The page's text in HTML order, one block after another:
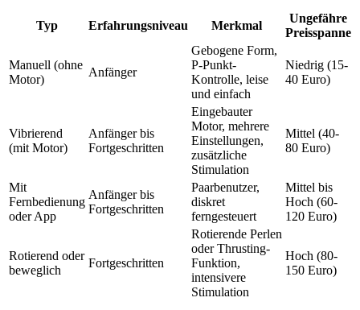
Typ Erfahrungsniveau Merkmal
Ungefähre
Preisspanne
Manuell (ohne
Motor)
Anfänger
Gebogene Form,
P-Punkt-
Kontrolle, leise
und einfach
Niedrig (15-
40 Euro)
Vibrierend
(mit Motor)
Anfänger bis
Fortgeschritten
Eingebauter
Motor, mehrere
Einstellungen,
zusätzliche
Stimulation
Mittel (40-
80 Euro)
Mit
Fernbedienung
oder App
Anfänger bis
Fortgeschritten
Paarbenutzer,
diskret
ferngesteuert
Mittel bis
Hoch (60-
120 Euro)
Rotierend oder
beweglich
Fortgeschritten
Rotierende Perlen
oder Thrusting-
Funktion,
intensivere
Stimulation
Hoch (80-
150 Euro)